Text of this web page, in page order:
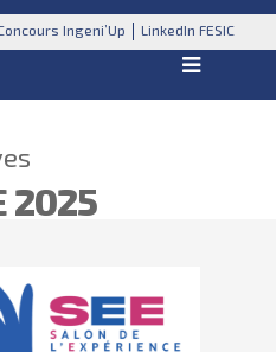
Ingeni’Up LinkedIn FESIC
2025